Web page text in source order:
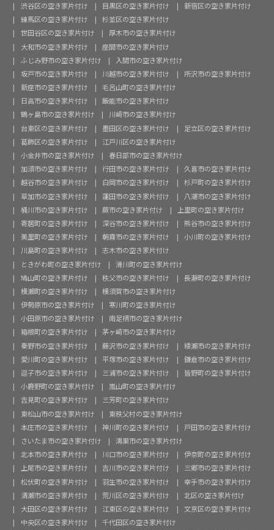
渋谷区の空き家片付け 目黒区の空き家片付け
新宿区の空き家片付け
練馬区の空き家片付け
杉並区の空き家片付け
世田谷区の空き家片付け
厚木市の空き家片付け
大和市の空き家片付け
座間市の空き家片付け
ふじみ野市の空き家片付け
入間市の空き家片付け
坂戸市の空き家片付け
川越市の空き家片付け
所沢市の空き家片付け
新座市の空き家片付け
毛呂山町の空き家片付け
日高市の空き家片付け
飯能市の空き家片付け
鶴ヶ島市の空き家片付け
川崎市の空き家片付け
台東区の空き家片付け
墨田区の空き家片付け
足立区の空き家片付け
葛飾区の空き家片付け
江戸川区の空き家片付け
小金井市の空き家片付け
春日部市の空き家片付け
加須市の空き家片付け
行田市の空き家片付け
久喜市の空き家片付け
越谷市の空き家片付け
白岡市の空き家片付け
杉戸町の空き家片付け
草加市の空き家片付け
蓮田市の空き家片付け
八潮市の空き家片付け
桶川市の空き家片付け
蕨市の空き家片付け
上里町の空き家片付け
寄居町の空き家片付け
深谷市の空き家片付け
熊谷市の空き家片付け
美里町の空き家片付け
朝霧市の空き家片付け
小川町の空き家片付け
川島町の空き家片付け
志木市の空き家片付け
ときがわ町の空き家片付け
滑川町の空き家片付け
鳩山町の空き家片付け
秩父市の空き家片付け
長瀞町の空き家片付け
横瀬町の空き家片付け
横須賀市の空き家片付け
伊勢原市の空き家片付け
寒川町の空き家片付け
小田原市の空き家片付け
南足柄市の空き家片付け
箱根町の空き家片付け
茅ヶ崎市の空き家片付け
秦野市の空き家片付け
藤沢市の空き家片付け
綾瀬市の空き家片付け
愛川町の空き家片付け
平塚市の空き家片付け
鎌倉市の空き家片付け
逗子市の空き家片付け
三浦市の空き家片付け
皆野町の空き家片付け
小鹿野町の空き家片付け
嵐山町の空き家片付け
吉見町の空き家片付け
三芳町の空き家片付け
東松山市の空き家片付け
東秩父村の空き家片付け
本庄市の空き家片付け
神川町の空き家片付け
戸田市の空き家片付け
さいたま市の空き家片付け
鴻巣市の空き家片付け
北本市の空き家片付け
川口市の空き家片付け
伊奈町の空き家片付け
上尾市の空き家片付け
吉川市の空き家片付け
三郷市の空き家片付け
松伏町の空き家片付け
羽生市の空き家片付け
幸手市の空き家片付け
清瀬市の空き家片付け
荒川区の空き家片付け
北区の空き家片付け
大田区の空き家片付け
江東区の空き家片付け
文京区の空き家片付け
中央区の空き家片付け
千代田区の空き家片付け